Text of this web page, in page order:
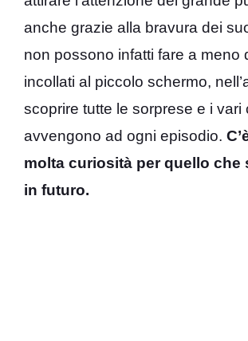
anche grazie alla bravura dei
non possono infatti fare a meno
incollati al piccolo schermo,
scoprire tutte le sorprese e i vari
avvengono ad ogni episodio.
molta curiosità per quello che
in futuro.